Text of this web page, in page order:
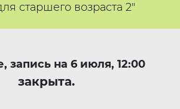
старшего возраста 2"
запись на 6 июля, 12:00
закрыта.